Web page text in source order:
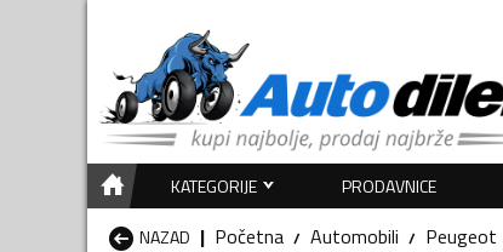
KATEGORIJE PRODAVNICE
NAZAD
Početna Automobili Peugeot